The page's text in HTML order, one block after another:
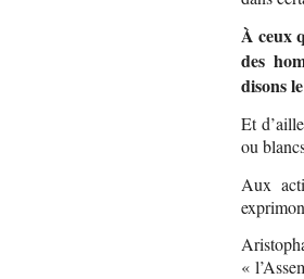
À ceux
des
disons
Et
ou
Aux
«